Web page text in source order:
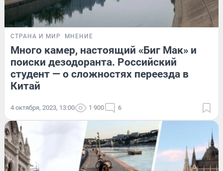
СТРАНА И МИР МНЕНИЕ
Много камер, настоящий «Биг Мак» и
поиски дезодоранта. Российский
студент — о сложностях переезда в
Китай
4 октября, 2023, 13:00 1 900 6